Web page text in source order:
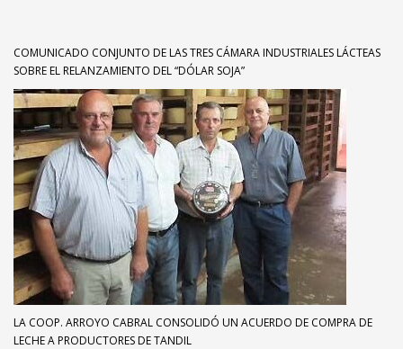
COMUNICADO CONJUNTO DE LAS TRES CÁMARA INDUSTRIALES LÁCTEAS
SOBRE EL RELANZAMIENTO DEL “DÓLAR SOJA”
LA COOP. ARROYO CABRAL CONSOLIDÓ UN ACUERDO DE COMPRA DE
LECHE A PRODUCTORES DE TANDIL